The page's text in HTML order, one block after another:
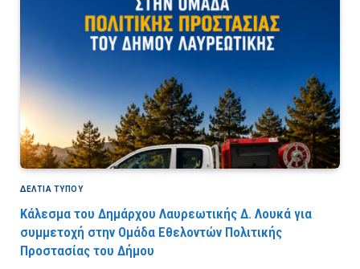
ΔΕΛΤΙΑ ΤΥΠΟΥ
Κάλεσμα του Δημάρχου Λαυρεωτικής Δ. Λουκά για
συμμετοχή στην Ομάδα Εθελοντών Πολιτικής
Προστασίας του Δήμου